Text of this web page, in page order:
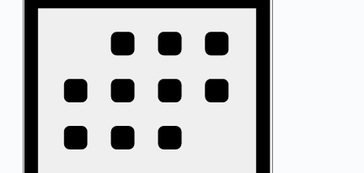
Evento